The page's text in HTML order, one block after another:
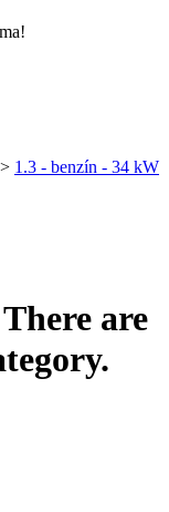
> 1.3 - benzín - 34 kW
There are